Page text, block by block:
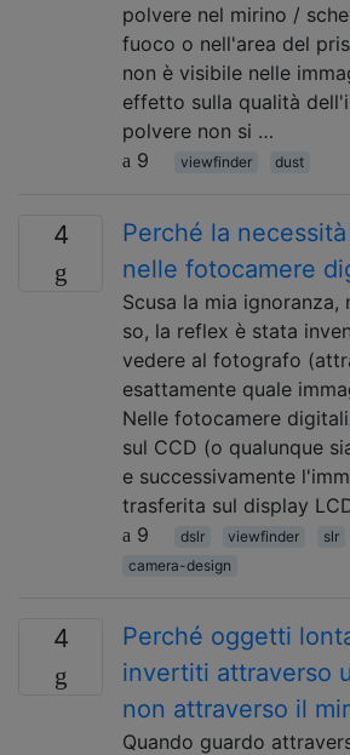
polvere nel mirino /
fuoco o nell'area del
non è visibile nelle
effetto sulla qualità
polvere non si …
9
viewfinder dust
4
Perché la
nelle fotocamere
Scusa la mia ignoranza,
so, la reflex è stata
vedere al fotografo
esattamente quale
Nelle fotocamere
sul CCD (o qualunque
e successivamente
trasferita sul display
9
dslr viewfinder slr
camera-design
4
Perché oggetti
invertiti attraverso
non attraverso il
Quando guardo